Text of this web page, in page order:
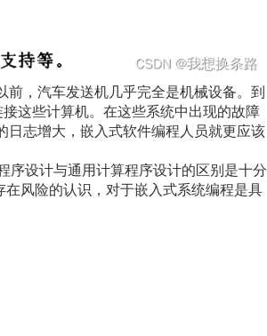
，汽车发送机几乎完全是机械设备。到
这些计算机。在这些系统中出现的故障
志增大，嵌入式软件编程人员就更应该
设计与通用计算程序设计的区别是十分
风险的认识，对于嵌入式系统编程是具